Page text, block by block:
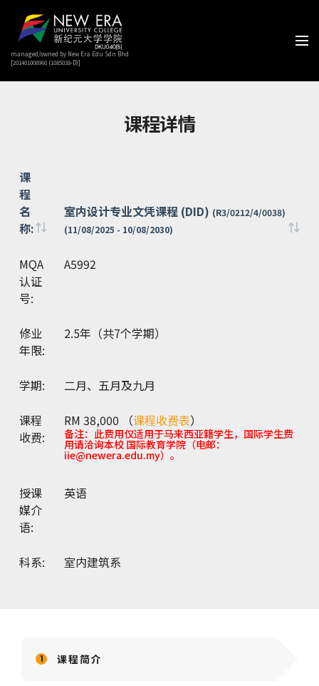
managed/owned by New Era Edu Sdn Bhd
[201401008960 (1085038-D)]
课程详情
课
程
名
称:
室内设计专业文凭课程 (DID) (R3/0212/4/0038)
(11/08/2025 - 10/08/2030)
程
名
称:
(11/08/2025 - 10/08/2030)
MQA
认证
号:
A5992
修业
年限:
2.5年（共7个学期）
学期: 二月、五月及九月
课程
收费:
RM 38,000 （课程收费表）
备注：此费用仅适用于马来西亚籍学生，国际学生费
用请洽询本校 国际教育学院（电邮：
iie@newera.edu.my）。
授课
媒介
语:
英语
科系: 室内建筑系
课程简介